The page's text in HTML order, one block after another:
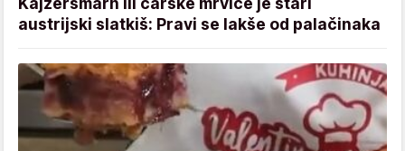
austrijski slatkiš: Pravi se lakše od palačinaka